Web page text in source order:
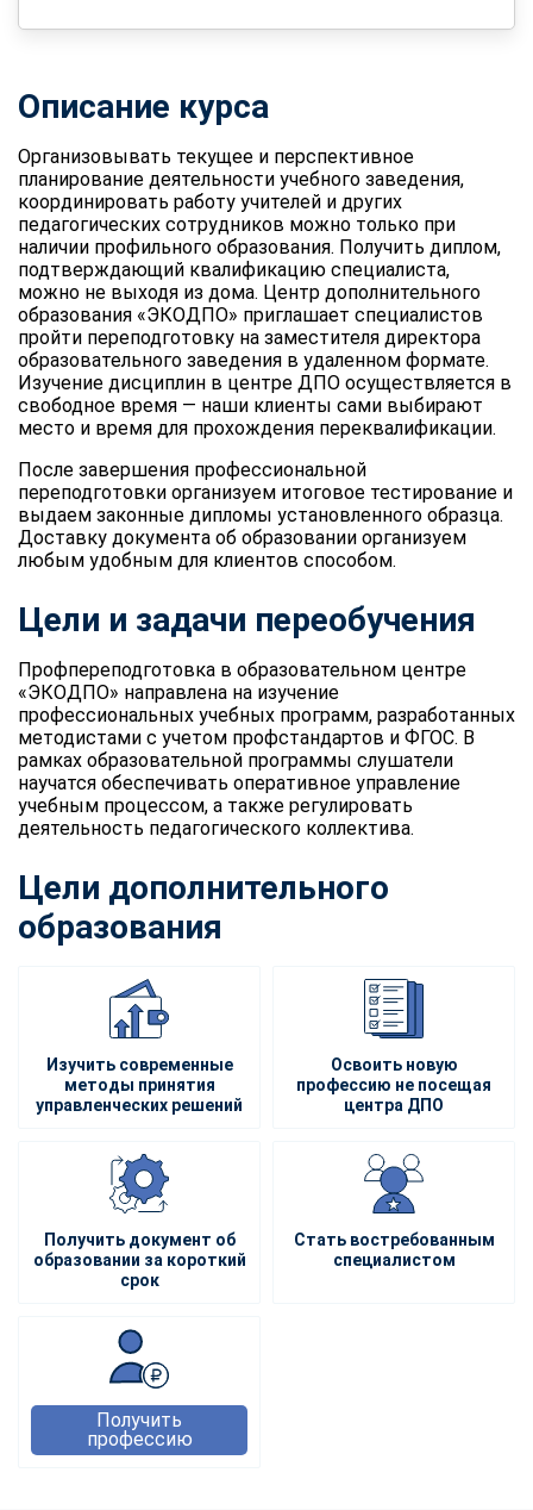
Описание курса
Организовывать текущее и перспективное
планирование деятельности учебного заведения,
координировать работу учителей и других
педагогических сотрудников можно только при
наличии профильного образования. Получить диплом,
подтверждающий квалификацию специалиста,
можно не выходя из дома. Центр дополнительного
образования «ЭКОДПО» приглашает специалистов
пройти переподготовку на заместителя директора
образовательного заведения в удаленном формате.
Изучение дисциплин в центре ДПО осуществляется в
свободное время — наши клиенты сами выбирают
место и время для прохождения переквалификации.
После завершения профессиональной
переподготовки организуем итоговое тестирование и
выдаем законные дипломы установленного образца.
Доставку документа об образовании организуем
любым удобным для клиентов способом.
Цели и задачи переобучения
Профпереподготовка в образовательном центре
«ЭКОДПО» направлена на изучение
профессиональных учебных программ, разработанных
методистами с учетом профстандартов и ФГОС. В
рамках образовательной программы слушатели
научатся обеспечивать оперативное управление
учебным процессом, а также регулировать
деятельность педагогического коллектива.
Цели дополнительного
образования
Изучить современные
методы принятия
управленческих решений
Освоить новую
профессию не посещая
центра ДПО
Получить документ об
образовании за короткий
срок
Стать востребованным
специалистом
Получить
профессию